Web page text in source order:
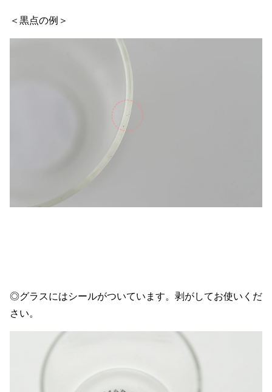
＜黒点の例＞
◎グラスにはシールがついています。剥がしてお使いくだ
さい。